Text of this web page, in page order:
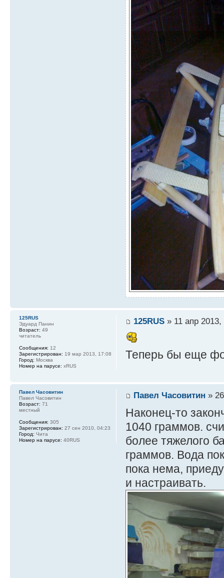
125RUS» 11 апр 2013,
Теперь бы еще
125RUS
Эдуард Панин
Возраст: 49
читатель
Сообщения: 12
Зарегистрирован: 19 мар 2013, 17:08
Город: Москва
Номер на парусе: xRUS
Павел Часовитин »
Наконец-то
1040 граммов.
более тяжелого
граммов. Вода
пока нема,
и настраивать.
Павел Часовитин
Павел Часовитин
Возраст: 71
местный
Сообщения: 305
Зарегистрирован: 27 сен 2010, 04:23
Город: Чита
Номер на парусе: 40RUS